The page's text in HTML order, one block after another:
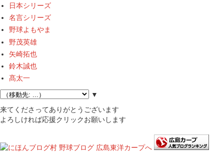
日本シリーズ
名言シリーズ
野球よもやま
野茂英雄
矢崎拓也
鈴木誠也
髙太一
▼
来てくださってありがとうございます
よろしければ応援クリックお願いします